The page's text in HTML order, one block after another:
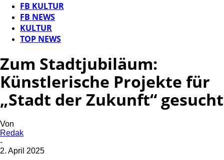
FB KULTUR
FB NEWS
KULTUR
TOP NEWS
Zum Stadtjubiläum:
Künstlerische Projekte für
„Stadt der Zukunft“ gesucht
Von
Redak
-
2. April 2025